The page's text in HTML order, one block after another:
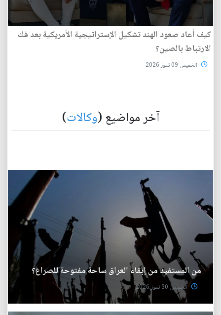
كيف أعاد صعود الهند تشكيل الإستراتيجية الأمريكية بعد فك
الارتباط بالصين؟
الخميس 09 تموز 2026
آخر مواضيع (وكالات)
من المستفيد من إبقاء العراق ساحة مفتوحة للصراع؟
الخميس 30 تموز 2026